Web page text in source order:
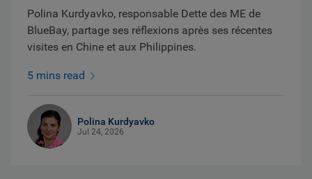
Polina Kurdyavko, responsable Dette des ME de
BlueBay, partage ses réflexions après ses récentes
visites en Chine et aux Philippines.
5 mins read
Polina Kurdyavko
Jul 24, 2026